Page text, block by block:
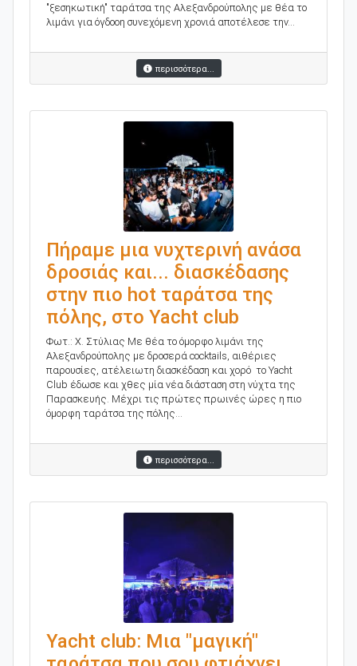
"ξεσηκωτική" ταράτσα της Αλεξανδρούπολης με θέα το
λιμάνι για όγδοοη συνεχόμενη χρονιά αποτέλεσε την...
περισσότερα...
Πήραμε μια νυχτερινή ανάσα
δροσιάς και... διασκέδασης
στην πιο hot ταράτσα της
πόλης, στο Yacht club
Φωτ.: Χ. Στύλιας Με θέα το όμορφο λιμάνι της
Αλεξανδρούπολης με δροσερά cocktails, αιθέριες
παρουσίες, ατέλειωτη διασκέδαση και χορό το Yacht
Club έδωσε και χθες μία νέα διάσταση στη νύχτα της
Παρασκευής. Μέχρι τις πρώτες πρωινές ώρες η πιο
όμορφη ταράτσα της πόλης...
περισσότερα...
Yacht club: Μια "μαγική"